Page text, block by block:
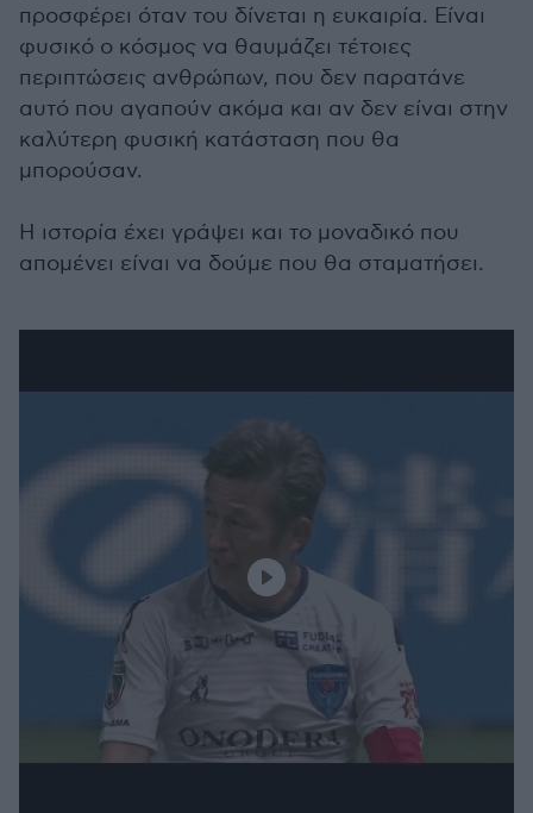
προσφέρει όταν του δίνεται η ευκαιρία. Είναι
φυσικό ο κόσμος να θαυμάζει τέτοιες
περιπτώσεις ανθρώπων, που δεν παρατάνε
αυτό που αγαπούν ακόμα και αν δεν είναι στην
καλύτερη φυσική κατάσταση που θα
μπορούσαν.
Η ιστορία έχει γράψει και το μοναδικό που
απομένει είναι να δούμε που θα σταματήσει.